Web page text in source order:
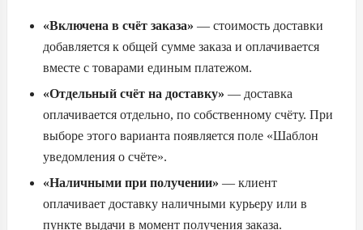
«Включена в счёт заказа» — стоимость доставки
добавляется к общей сумме заказа и оплачивается
вместе с товарами единым платежом.
«Отдельный счёт на доставку» — доставка
оплачивается отдельно, по собственному счёту. При
выборе этого варианта появляется поле «Шаблон
уведомления о счёте».
«Наличными при получении» — клиент
оплачивает доставку наличными курьеру или в
пункте выдачи в момент получения заказа.